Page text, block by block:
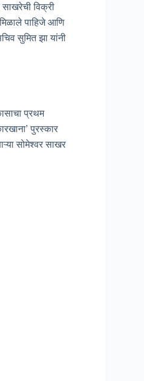
साखरेची विक्री
पाहिजे आणि
सुमित झा यांनी
प्रथम
पुरस्कार
सोमेश्वर साखर